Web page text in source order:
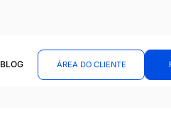
BLOG ÁREA DO CLIENTE